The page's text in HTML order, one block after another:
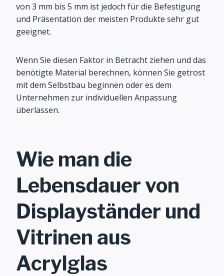
von 3 mm bis 5 mm ist jedoch für die Befestigung
und Präsentation der meisten Produkte sehr gut
geeignet.
Wenn Sie diesen Faktor in Betracht ziehen und das
benötigte Material berechnen, können Sie getrost
mit dem Selbstbau beginnen oder es dem
Unternehmen zur individuellen Anpassung
überlassen.
Wie man die
Lebensdauer von
Displayständer und
Vitrinen aus
Acrylglas